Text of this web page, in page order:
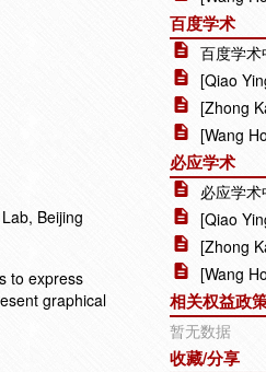
Beijing
to express
graphical
百度学术
百度学
[Qiao
[Zhong
[Wang
必应学术
必应学
[Qiao
[Zhong
[Wang
相关权益政
暂无数据
收藏/分享